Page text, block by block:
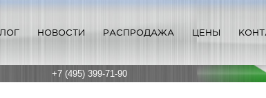
НОВОСТИ РАСПРОДАЖА ЦЕНЫ
+7 (495) 399-71-90